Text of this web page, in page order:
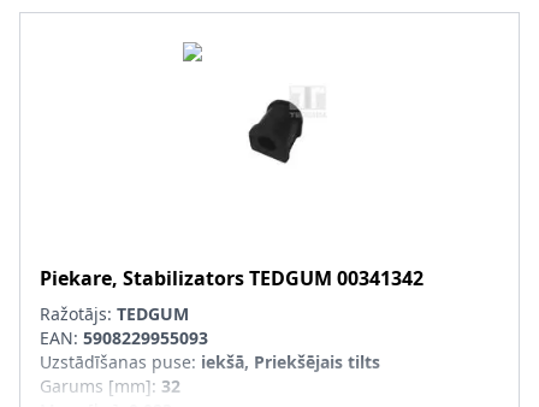
Piekare, StabilizatorsTEDGUM 00341342
Ražotājs: TEDGUM
EAN: 5908229955093
Uzstādīšanas puse: iekšā, Priekšējais tilts
Garums [mm]: 32